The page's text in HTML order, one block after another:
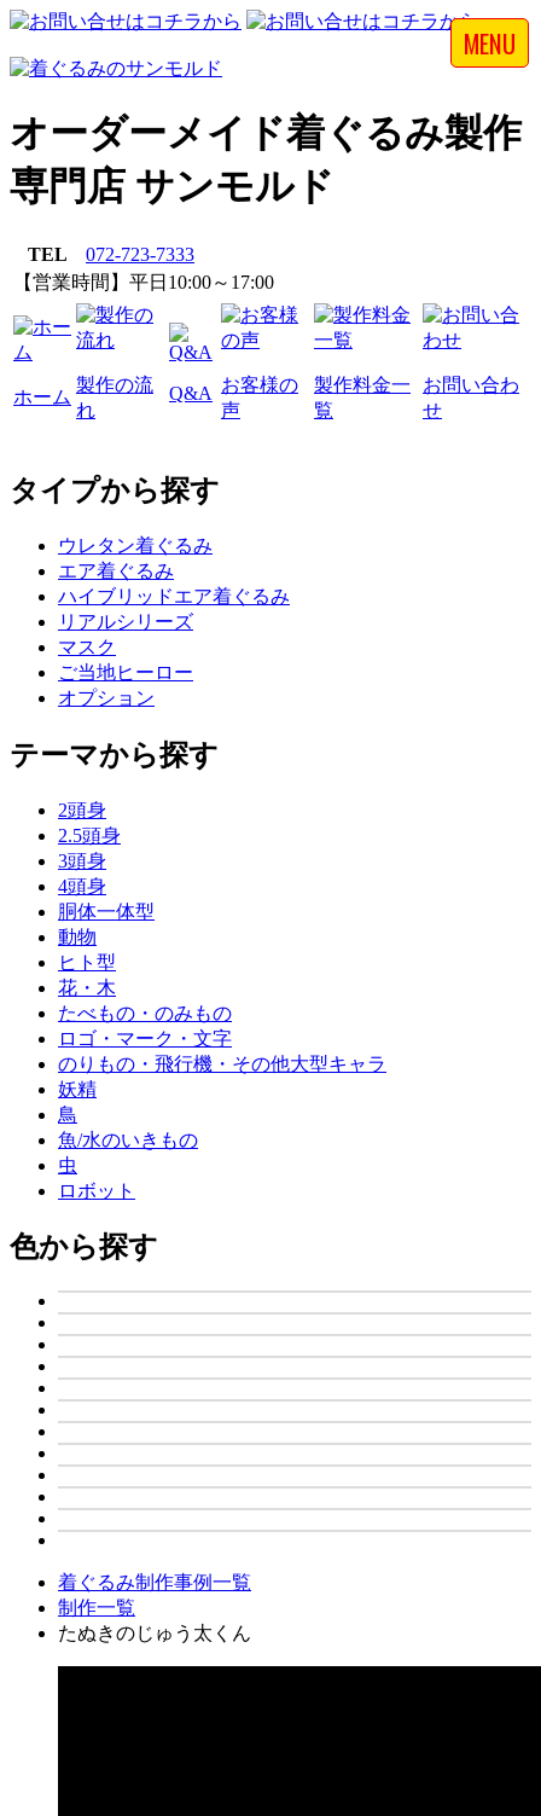
MENU
オーダーメイド着ぐるみ製作
専門店 サンモルド
TEL
072-723-7333
【営業時間】平日10:00～17:00
ホーム
製作の流
れ
Q&A お客様の
声
製作料金一
覧
お問い合わ
せ
タイプから探す
ウレタン着ぐるみ
エア着ぐるみ
ハイブリッドエア着ぐるみ
リアルシリーズ
マスク
ご当地ヒーロー
オプション
テーマから探す
2頭身
2.5頭身
3頭身
4頭身
胴体一体型
動物
ヒト型
花・木
たべもの・のみもの
ロゴ・マーク・文字
のりもの・飛行機・その他大型キャラ
妖精
鳥
魚/水のいきもの
虫
ロボット
色から探す
着ぐるみ制作事例一覧
制作一覧
たぬきのじゅう太くん